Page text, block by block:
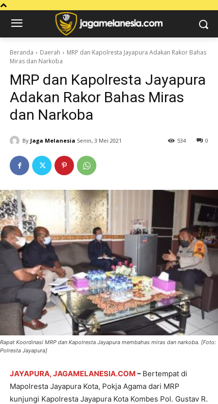
Beranda Daerah
MRP dan Kapolresta Jayapura Adakan Rakor Bahas
Miras dan Narkoba
MRP dan Kapolresta Jayapura
Adakan Rakor Bahas Miras
dan Narkoba
By Jaga Melanesia Senin, 3 Mei 2021 0
534
Rapat Koordinasi MRP dan Kapolresta Jayapura membahas miras dan narkoba. [Foto:
Polresta Jayapura]
JAYAPURA, JAGAMELANESIA.COM – Bertempat di
Mapolresta Jayapura Kota, Pokja Agama dari MRP
kunjungi Kapolresta Jayapura Kota Kombes Pol. Gustav R.